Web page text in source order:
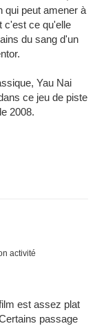
qui peut amener à
c'est ce qu'elle
du sang d'un
Yau Nai
ce jeu de piste
2008.
activité
est assez plat
passage